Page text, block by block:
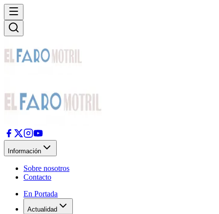
Información
Sobre nosotros
Contacto
En Portada
Actualidad